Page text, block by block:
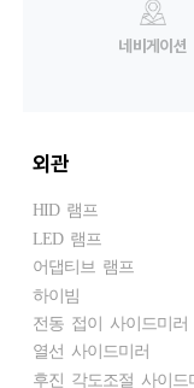
네비게이션
외관
HID 램프
LED 램프
어댑티브 램프
하이빔
전동 접이 사이드미러
열선 사이드미러
후진 각도조절 사이드